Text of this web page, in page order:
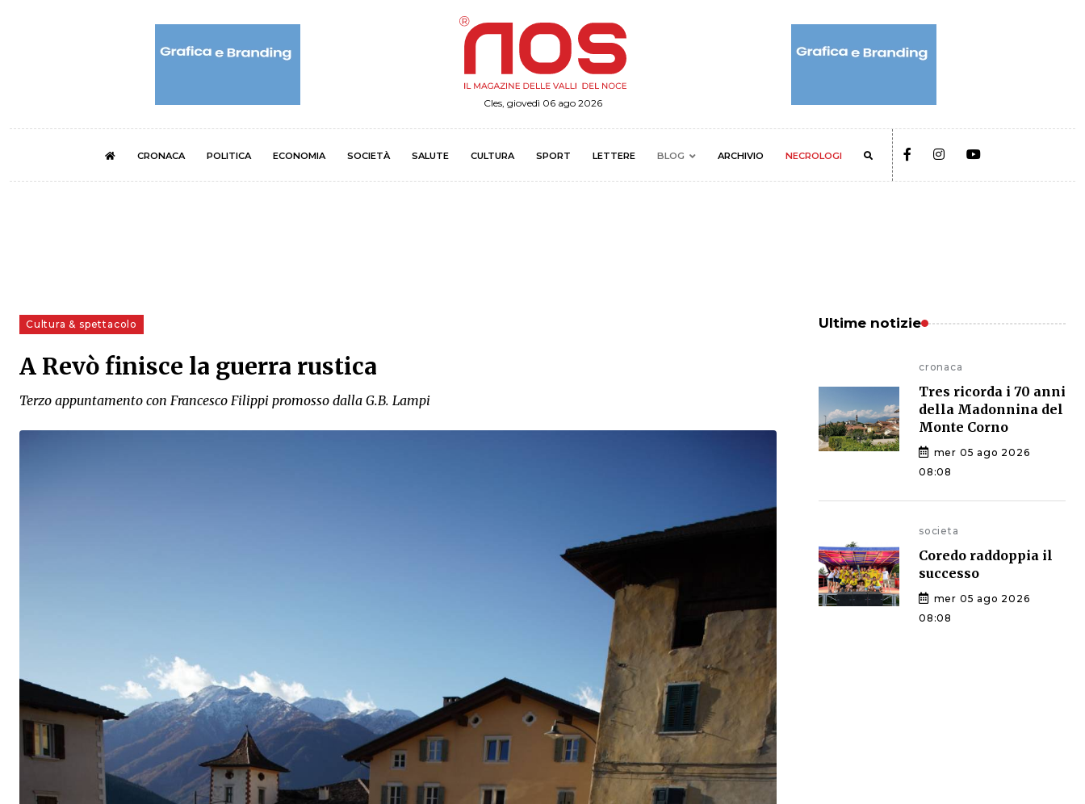
Cles, giovedì 06 ago 2026
CRONACA POLITICA ECONOMIA SOCIETÀ SALUTE CULTURA SPORT LETTERE BLOG ARCHIVIO NECROLOGI
Cultura & spettacolo
A Revò finisce la guerra rustica
Terzo appuntamento con Francesco Filippi promosso dalla G.B. Lampi
Ultime notizie
cronaca
Tres ricorda i 70 anni
della Madonnina del
Monte Corno
mer 05 ago 2026
08:08
societa
Coredo raddoppia il
successo
mer 05 ago 2026
08:08